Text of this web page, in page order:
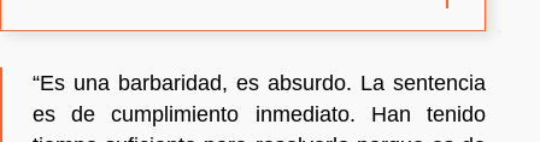
“Es una barbaridad, es absurdo. La sentencia
es de cumplimiento inmediato. Han tenido